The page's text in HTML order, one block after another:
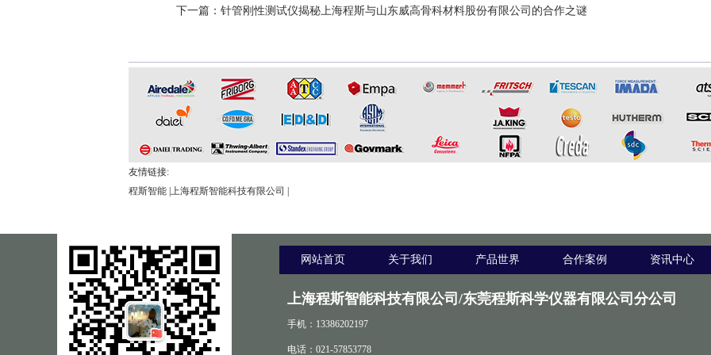
下一篇： 针管刚性测试仪揭秘上海程斯与山东威高骨科材料股份有限公司的合作之谜
友情链接:
程斯智能 上海程斯智能科技有限公司
网站首页 关于我们 产品世界 合作案例 资讯中心
上海程斯智能科技有限公司/东莞程斯科学仪器有限公司分公司
手机：13386202197
电话：021-57853778